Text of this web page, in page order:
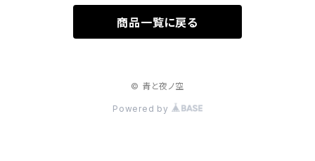
商品一覧に戻る
© 青と夜ノ空
Powered by